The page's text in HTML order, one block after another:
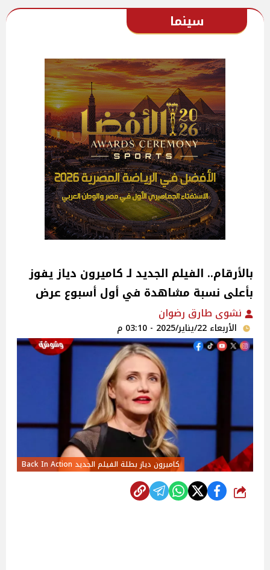
سينما
بالأرقام.. الفيلم الجديد لـ كاميرون دياز يفوز
بأعلى نسبة مشاهدة في أول أسبوع عرض
نشوى طارق رضوان
الأربعاء 22/يناير/2025 - 03:10 م
كاميرون دياز بطلة الفيلم الجديد Back In Action
شارك